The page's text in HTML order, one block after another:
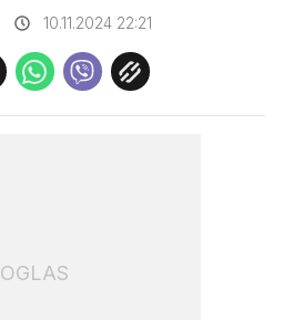
10.11.2024 22:21
OGLAS